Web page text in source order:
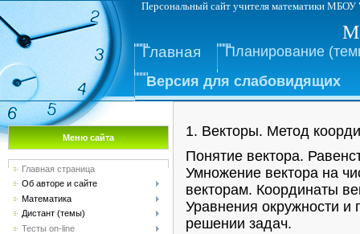
Персональный сайт учителя
Главная
Планирование
Версия для слабовидящих
Меню сайта
Главная страница
Об авторе и сайте
Математика
Дистант (темы)
Тесты on-line
1. Векторы. Метод
Понятие вектора.
Умножение вектора на
векторам. Координаты
Уравнения окружности и
решении задач.